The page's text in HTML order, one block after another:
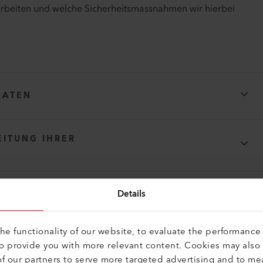
Details
functionality of our website, to evaluate the
provide you with more relevant content. Cookies may
our partners to serve more targeted advertising and to
und welche Sicherheitsmassnahmen wir hierbei
Adresse
IHRER
WIR